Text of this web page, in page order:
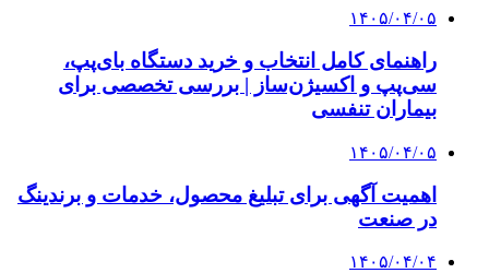
۱۴۰۵/۰۴/۰۵
راهنمای کامل انتخاب و خرید دستگاه بای‌پپ،
سی‌پپ و اکسیژن‌ساز | بررسی تخصصی برای
بیماران تنفسی
۱۴۰۵/۰۴/۰۵
اهمیت آگهی برای تبلیغ محصول، خدمات و برندینگ
در صنعت
۱۴۰۵/۰۴/۰۴